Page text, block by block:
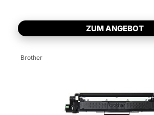
ZUM ANGEBOT
Brother